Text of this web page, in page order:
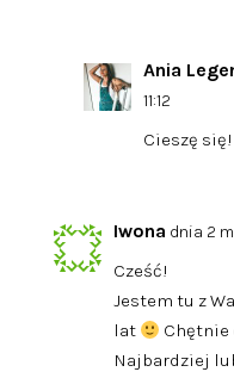
Ania
11:12
Cieszę się!
Iwona dnia 2
Cześć!
Jestem tu z
lat
Chętnie
Najbardziej